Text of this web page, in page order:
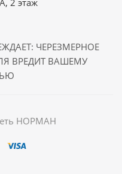
ЧЕРЕЗМЕРНОЕ
ВРЕДИТ ВАШЕМУ
НОРМАН